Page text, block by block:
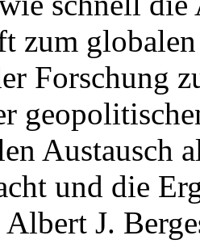
zum
Forschung
Austausch
und die
J.